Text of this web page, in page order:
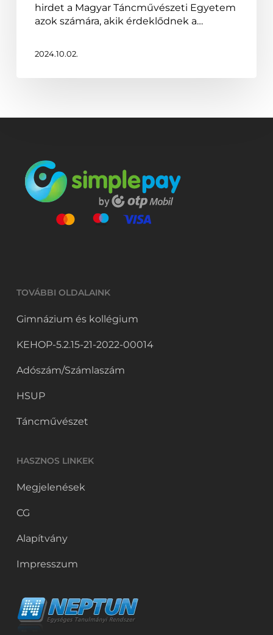
szakirány
előkészítőre
hirdet a Magyar Táncművészeti Egyetem
azok számára, akik érdeklődnek a…
2024.10.02.
TOVÁBBI OLDALAINK
Gimnázium és kollégium
KEHOP-5.2.15-21-2022-00014
Adószám/Számlaszám
HSUP
Táncművészet
HASZNOS LINKEK
Megjelenések
CG
Alapítvány
Impresszum